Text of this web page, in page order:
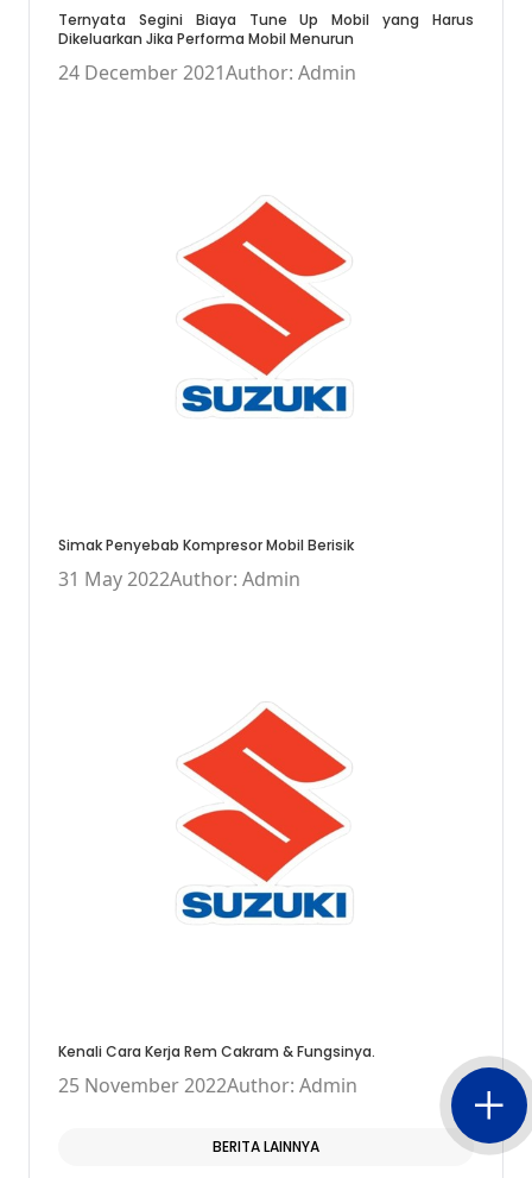
Ternyata Segini Biaya Tune Up Mobil yang Harus
Dikeluarkan Jika Performa Mobil Menurun
24 December 2021Author: Admin
Simak Penyebab Kompresor Mobil Berisik
31 May 2022Author: Admin
Kenali Cara Kerja Rem Cakram & Fungsinya.
25 November 2022Author: Admin
BERITA LAINNYA